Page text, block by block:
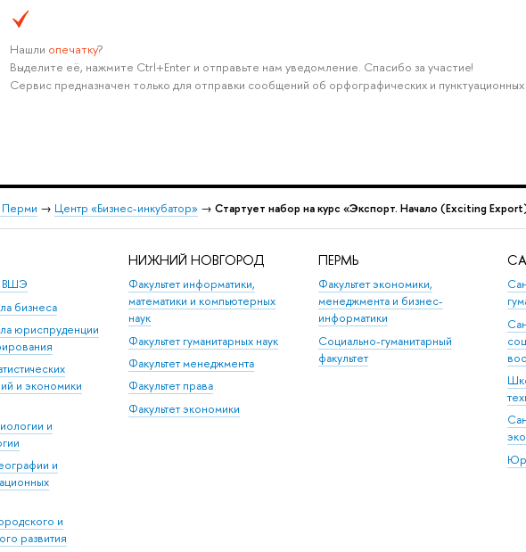
Нашли опечатку?
Выделите её, нажмите Ctrl+Enter и отправьте нам уведомление. Спасибо за участие!
Сервис предназначен только для отправки сообщений об орфографических и
→ Центр «Бизнес-инкубатор» → Стартует набор на курс «Экспорт. Начало (Exciting
ВШЭ
бизнеса
юриспруденции
и экономики
и
и
и
развития
НИЖНИЙ НОВГОРОД
Факультет информатики,
математики и компьютерных
наук
Факультет гуманитарных наук
Факультет менеджмента
Факультет права
Факультет экономики
ПЕРМЬ
Факультет экономики,
менеджмента и бизнес-
информатики
Социально-гуманитарный
факультет